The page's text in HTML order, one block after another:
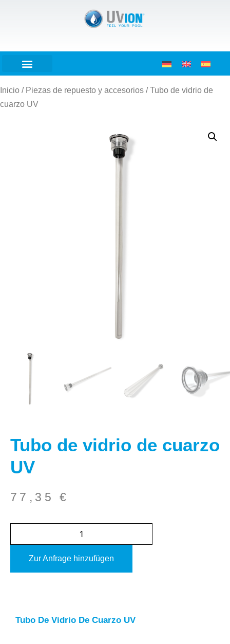
Inicio / Piezas de repuesto y accesorios / Tubo de vidrio de
cuarzo UV
Tubo de vidrio de cuarzo
UV
77,35€
Zur Anfrage hinzufügen
Tubo De Vidrio De Cuarzo UV